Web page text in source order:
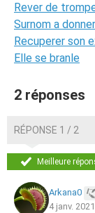
Rever de
Surnom a
Recuperer son
Elle se branle
2 réponses
RÉPONSE 1 / 2
Meilleure
Arkana0
4 janv.